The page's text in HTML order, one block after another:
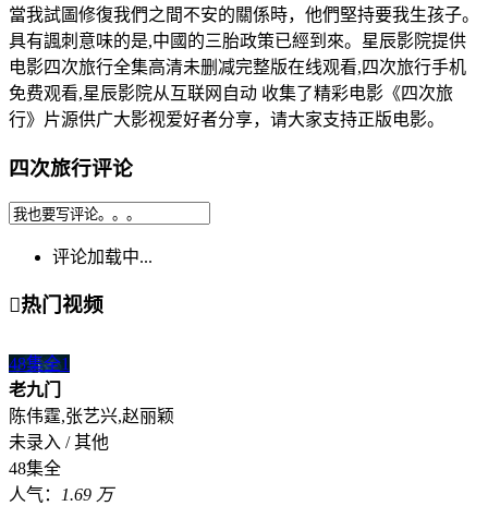
當我試圖修復我們之間不安的關係時，他們堅持要我生孩子。
具有諷刺意味的是,中國的三胎政策已經到來。星辰影院提供
电影四次旅行全集高清未删减完整版在线观看,四次旅行手机
免费观看,星辰影院从互联网自动 收集了精彩电影《四次旅
行》片源供广大影视爱好者分享，请大家支持正版电影。
四次旅行评论
评论加载中...
热门视频
48集全1
老九门
陈伟霆,张艺兴,赵丽颖
未录入 / 其他
48集全
人气：
1.69 万